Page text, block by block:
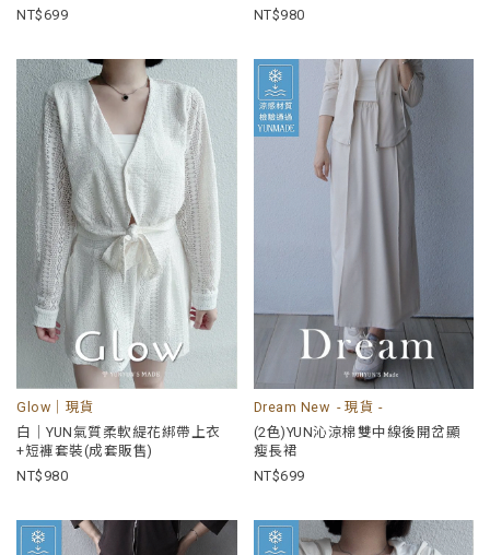
699
980
Glow｜現貨
白｜YUN氣質柔軟緹花綁帶上衣
+短褲套裝(成套販售)
980
Dream New - 現貨 -
(2色)YUN沁涼棉雙中線後開岔顯
瘦長裙
699